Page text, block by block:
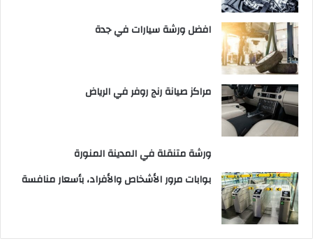
افضل ورشة سيارات في جدة
مراكز صيانة رنج روفر في الرياض
ورشة متنقلة في المدينة المنورة
بوابات مرور الأشخاص والأفراد، بأسعار منافسة